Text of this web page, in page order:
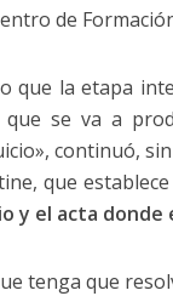
de
que la etapa
se va a
continuó,
que
y el acta donde
tenga que